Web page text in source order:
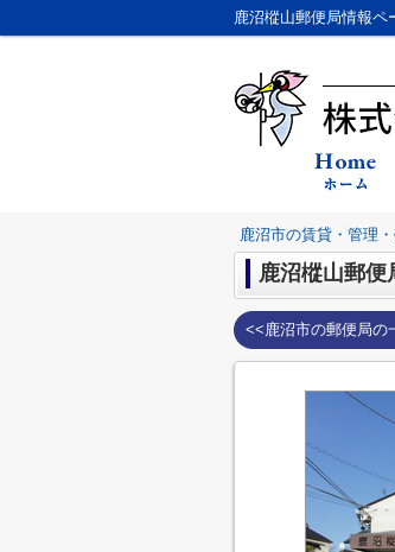
鹿沼樅山郵便局情報ペ
鹿沼市の賃貸・管理
鹿沼樅山郵便
<<鹿沼市の郵便局の